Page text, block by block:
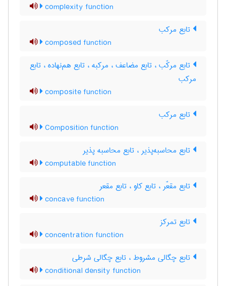
complexity function
تابع مرکب
composed function
تابع مرکّب ، تابع مضاعف ، مرکبه ، تابع هم‌نهاده ، تابع
مرکب
composite function
تابع مرکب
Composition function
تابع محاسبه‌پذیر ، تابع محاسبه پذیر
computable function
تابع مقعّر ، تابع کاو ، تابع مقعر
concave function
تابع تمرکز
concentration function
تابع چگالی مشروط ، تابع چگالی شرطی
conditional density function